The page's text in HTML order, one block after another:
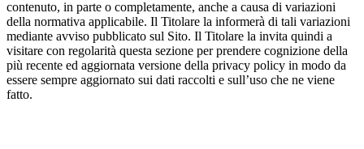
contenuto, in parte o completamente, anche a causa di variazioni
della normativa applicabile. Il Titolare la informerà di tali variazioni
mediante avviso pubblicato sul Sito. Il Titolare la invita quindi a
visitare con regolarità questa sezione per prendere cognizione della
più recente ed aggiornata versione della privacy policy in modo da
essere sempre aggiornato sui dati raccolti e sull’uso che ne viene
fatto.